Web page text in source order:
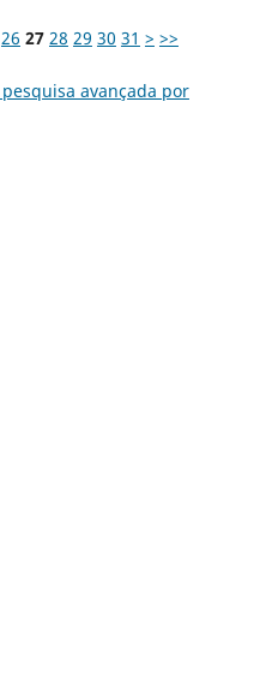
26 27 28 29 30 31 > >>
avançada por